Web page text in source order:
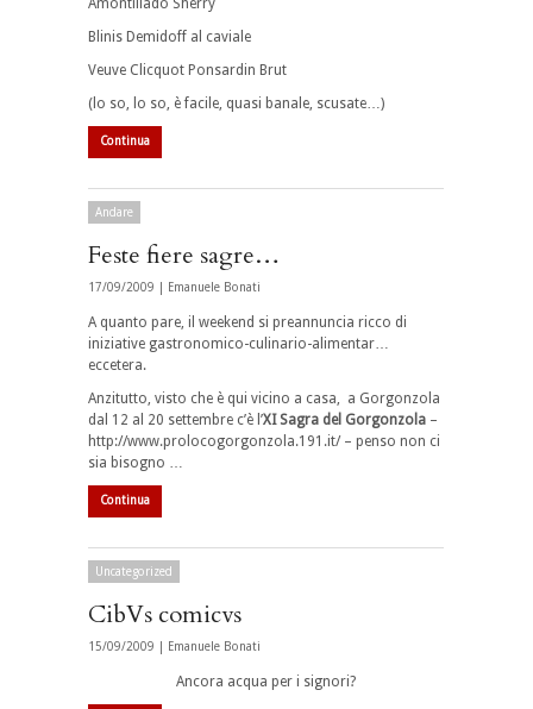
Blinis Demidoff al caviale
Veuve Clicquot Ponsardin Brut
(lo so, lo so, è facile, quasi banale, scusate…)
Continua
Andare
Feste fiere sagre…
17/09/2009 | Emanuele Bonati
A quanto pare, il weekend si preannuncia ricco di
iniziative gastronomico-culinario-alimentar…
eccetera.
Anzitutto, visto che è qui vicino a casa, a Gorgonzola
dal 12 al 20 settembre c’è l’XI Sagra del Gorgonzola –
http://www.prolocogorgonzola.191.it/ – penso non ci
sia bisogno …
Continua
Uncategorized
CibVs comicvs
15/09/2009 | Emanuele Bonati
Ancora acqua per i signori?